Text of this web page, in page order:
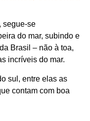
segue-se
do mar, subindo e
Brasil – não à toa,
incríveis do mar.
sul, entre elas as
contam com boa